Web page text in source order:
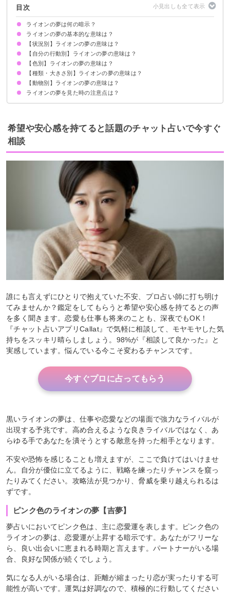
目次
ライオンの夢は何の暗示？
ライオンの夢の基本的な意味は？
エネルギーの高まり・運気上昇の暗示
状況によって意味が決まる
【状況別】ライオンの夢の意味は？
ライオンに襲われる夢【警告夢】
ライオンに噛まれる夢【警告夢】
ライオンがなつく夢【吉夢】
ライオンが家に入ってくる夢【吉夢】
ライオンに追いかけられる夢【警告夢】
ライオンの群れの夢【吉夢】
ライオンが死ぬ夢【吉夢】
ライオンが喋る夢【警告夢】
ライオンが寝ている夢【吉夢】
ライオンに舐められる夢【吉夢】
ライオンに守られる夢【吉夢】
ライオンに食べられる夢【警告夢】
ライオンが走る夢【吉夢】
ライオンが吠える夢【吉夢】
【自分の行動別】ライオンの夢の意味は？
ライオンを飼う夢【吉夢】
ライオンから逃げる夢【警告夢】
ライオンと戦う夢【吉夢】
ライオンを追い払う夢【吉夢】
ライオンから隠れる夢【警告夢】
ライオンを殺す夢【警告夢】
ライオンと遊ぶ夢【吉夢】
ライオンを撫でる夢【吉夢】
ライオンに乗る夢【吉夢】
ライオンを見る夢【吉夢】
ライオンを助ける夢【吉夢】
ライオンに餌をあげる夢【吉夢】
ライオンと散歩する夢【吉夢】
【色別】ライオンの夢の意味は？
白いライオンの夢【吉夢】
金色のライオンの夢【吉夢】
黒いライオンの夢【警告夢】
ピンク色のライオンの夢【吉夢】
赤いライオンの夢【吉夢】
【種類・大きさ別】ライオンの夢の意味は？
ライオンのオスの夢【吉夢】
ライオンのメスの夢【吉夢】
ライオンのつがいの夢【警告夢】
ライオンの親子の夢【吉夢】
ライオンの赤ちゃんの夢【吉夢】
大きいライオンの夢【吉夢】
小さいライオンの夢【警告夢】
【動物別】ライオンの夢の意味は？
ライオンとトラの夢【吉夢】
ライオンとヒョウの夢【警告夢】
ライオンと猫の夢【吉夢】
ライオンの夢を見た時の注意点は？
吉夢なら人に話さず凶夢なら話す
希望や安心感を持てると話題のチャット占いで今すぐ
相談
誰にも言えずにひとりで抱えていた不安、プロ占い師に打ち明け
てみませんか？鑑定をしてもらうと希望や安心感を持てるとの声
を多く聞きます。恋愛も仕事も将来のことも、深夜でもOK！
『チャット占いアプリCallat』で気軽に相談して、モヤモヤした気
持ちをスッキリ晴らしましょう。98%が『相談して良かった』と
実感しています。悩んでいる今こそ変わるチャンスです。
今すぐプロに占ってもらう
黒いライオンの夢は、仕事や恋愛などの場面で強力なライバルが
出現する予兆です。高め合えるような良きライバルではなく、あ
らゆる手であなたを潰そうとする敵意を持った相手となります。
不安や恐怖を感じることも増えますが、ここで負けてはいけませ
ん。自分が優位に立てるように、戦略を練ったりチャンスを窺っ
たりみてください。攻略法が見つかり、脅威を乗り越えられるは
ずです。
ピンク色のライオンの夢【吉夢】
夢占いにおいてピンク色は、主に恋愛運を表します。ピンク色の
ライオンの夢は、恋愛運が上昇する暗示です。あなたがフリーな
ら、良い出会いに恵まれる時期と言えます。パートナーがいる場
合、良好な関係が続くでしょう。
気になる人がいる場合は、距離が縮まったり恋が実ったりする可
能性が高いです。運気は好調なので、積極的に行動してください